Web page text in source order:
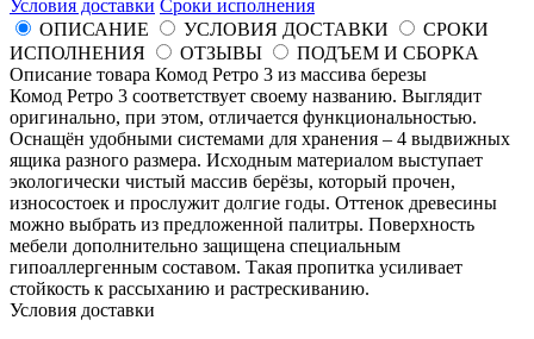
Условия доставки Сроки исполнения
ОПИСАНИЕ
УСЛОВИЯ ДОСТАВКИ
СРОКИ
ИСПОЛНЕНИЯ
ОТЗЫВЫ
ПОДЪЕМ И СБОРКА
Описание товара Комод Ретро 3 из массива березы
Комод Ретро 3 соответствует своему названию. Выглядит
оригинально, при этом, отличается функциональностью.
Оснащён удобными системами для хранения – 4 выдвижных
ящика разного размера. Исходным материалом выступает
экологически чистый массив берёзы, который прочен,
износостоек и прослужит долгие годы. Оттенок древесины
можно выбрать из предложенной палитры. Поверхность
мебели дополнительно защищена специальным
гипоаллергенным составом. Такая пропитка усиливает
стойкость к рассыханию и растрескиванию.
Условия доставки